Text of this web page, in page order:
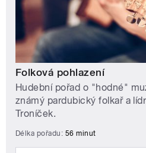
Folková pohlazení
Hudební pořad o "hodné"
známý pardubický folkař a
Troníček.
Délka pořadu: 56 minut